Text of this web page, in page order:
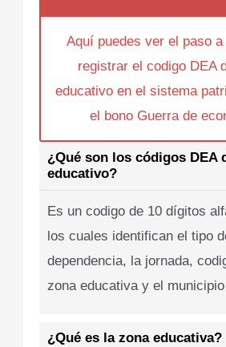
Aquí puedes ver el paso
registrar el codigo DEA
educativo en el sistema
el bono Guerra de
¿Qué son los códigos DEA
educativo?
Es un codigo de 10 dígitos
los cuales identifican el tipo
dependencia, la jornada,
zona educativa y el
¿Qué es la zona educativa?